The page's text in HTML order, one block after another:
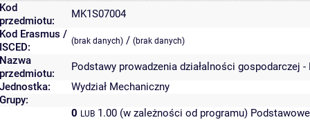
Kod
przedmiotu:
MK1S07004
Kod Erasmus /
ISCED:
(brak danych) / (brak danych)
Nazwa
przedmiotu:
Podstawy prowadzenia działalności gospodarczej -
Jednostka:
Wydział Mechaniczny
Grupy:
0 LUB 1.00 (w zależności od programu)